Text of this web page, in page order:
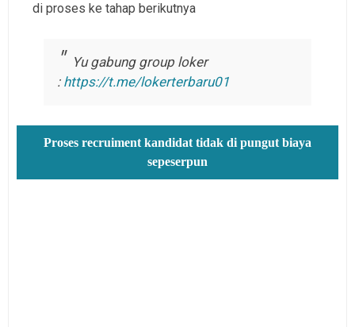
di proses ke tahap berikutnya
Yu gabung group loker
: https://t.me/lokerterbaru01
Proses recruiment kandidat tidak di pungut biaya
sepeserpun